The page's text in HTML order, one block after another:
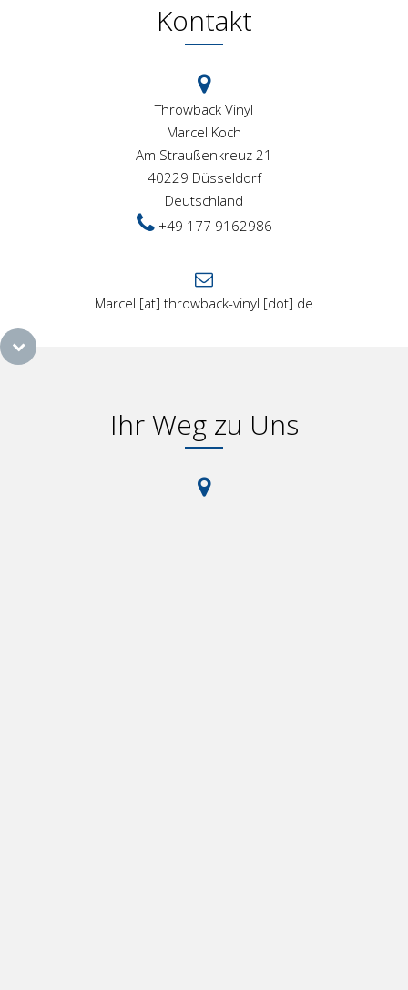
Kontakt
Throwback Vinyl
Marcel Koch
Am Straußenkreuz 21
40229 Düsseldorf
Deutschland
+49 177 9162986
Marcel [at] throwback-vinyl [dot] de
Ihr Weg zu Uns